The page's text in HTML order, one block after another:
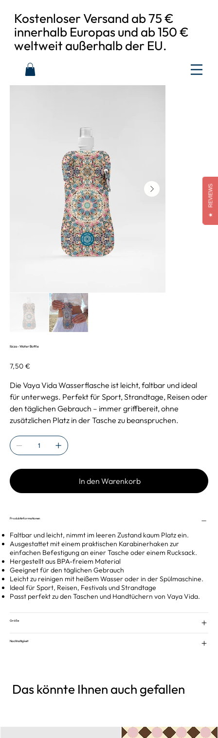
Kostenloser Versand ab 75 €
innerhalb Europas und ab 150 €
weltweit außerhalb der EU.
Ibiza - Water Bottle
Preis
7,50 €
Die Vaya Vida Wasserflasche ist leicht, faltbar und ideal
für unterwegs. Perfekt für Sport, Strandtage, Reisen oder
den täglichen Gebrauch – immer griffbereit, ohne
zusätzlichen Platz in der Tasche zu beanspruchen.
In den Warenkorb
Produktinformationen
Faltbar und leicht, nimmt im leeren Zustand kaum Platz ein.
Ausgestattet mit einem praktischen Karabinerhaken zur
einfachen Befestigung an einer Tasche oder einem Rucksack.
Hergestellt aus BPA-freiem Material
Geeignet für den täglichen Gebrauch
Leicht zu reinigen mit heißem Wasser oder in der Spülmaschine.
Ideal für Sport, Reisen, Festivals und Strandtage
Passt perfekt zu den Taschen und Handtüchern von Vaya Vida.
Größe
Nachhaltigkeit
Das könnte Ihnen auch gefallen
★
REVIEWS